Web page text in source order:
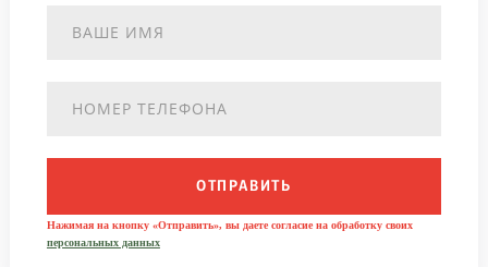
ОТПРАВИТЬ
Нажимая на кнопку «Отправить», вы даете согласие на обработку своих
персональных данных